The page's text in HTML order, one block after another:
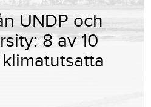
UNDP och
8 av 10